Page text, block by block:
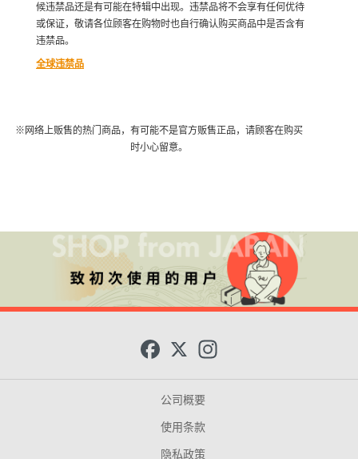
候违禁品还是有可能在特辑中出现。违禁品将不会享有任何优待
或保证，敬请各位顾客在购物时也自行确认购买商品中是否含有
违禁品。
全球违禁品
※网络上贩售的热门商品，有可能不是官方贩售正品，请顾客在购买
时小心留意。
e
b
o
o
k
X
t
公司概要
使用条款
隐私政策